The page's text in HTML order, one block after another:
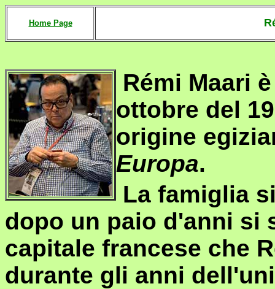
Home Page
Rémi Maari
ottobre del
origine
Europa.
La famiglia
dopo un paio d'anni si
capitale francese che
durante gli anni